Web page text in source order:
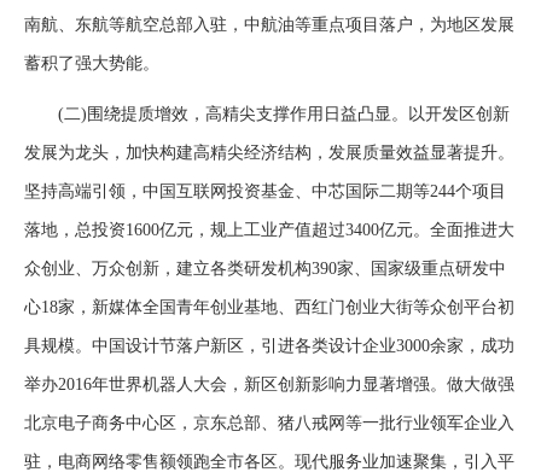
南航、东航等航空总部入驻，中航油等重点项目落户，为地区发展
蓄积了强大势能。
(二)围绕提质增效，高精尖支撑作用日益凸显。以开发区创新
发展为龙头，加快构建高精尖经济结构，发展质量效益显著提升。
坚持高端引领，中国互联网投资基金、中芯国际二期等244个项目
落地，总投资1600亿元，规上工业产值超过3400亿元。全面推进大
众创业、万众创新，建立各类研发机构390家、国家级重点研发中
心18家，新媒体全国青年创业基地、西红门创业大街等众创平台初
具规模。中国设计节落户新区，引进各类设计企业3000余家，成功
举办2016年世界机器人大会，新区创新影响力显著增强。做大做强
北京电子商务中心区，京东总部、猪八戒网等一批行业领军企业入
驻，电商网络零售额领跑全市各区。现代服务业加速聚集，引入平